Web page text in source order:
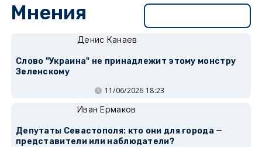
Мнения
Денис Канаев
Слово "Украина" не принадлежит этому монстру
Зеленскому
11/06/2026 18:23
Иван Ермаков
Депутаты Севастополя: кто они для города —
представители или наблюдатели?